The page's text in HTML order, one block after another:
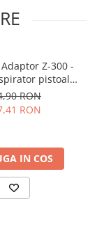
Z-300 -
pistoale
seria RS
RON
RON
IN COS